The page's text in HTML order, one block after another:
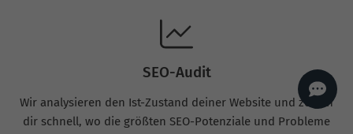
SEO-Audit
Wir analysieren den Ist-Zustand deiner Website und zeigen
dir schnell, wo die größten SEO-Potenziale und Probleme